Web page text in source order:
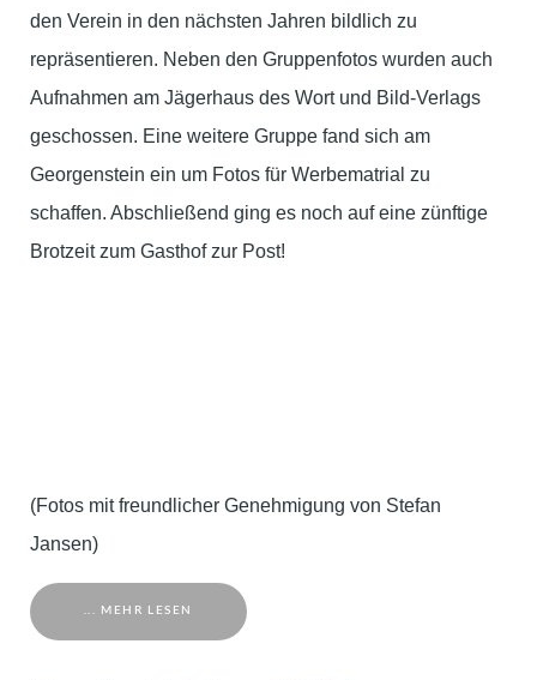
den Verein in den nächsten Jahren bildlich zu
repräsentieren. Neben den Gruppenfotos wurden auch
Aufnahmen am Jägerhaus des Wort und Bild-Verlags
geschossen. Eine weitere Gruppe fand sich am
Georgenstein ein um Fotos für Werbematrial zu
schaffen. Abschließend ging es noch auf eine zünftige
Brotzeit zum Gasthof zur Post!
(Fotos mit freundlicher Genehmigung von Stefan
Jansen)
... MEHR LESEN